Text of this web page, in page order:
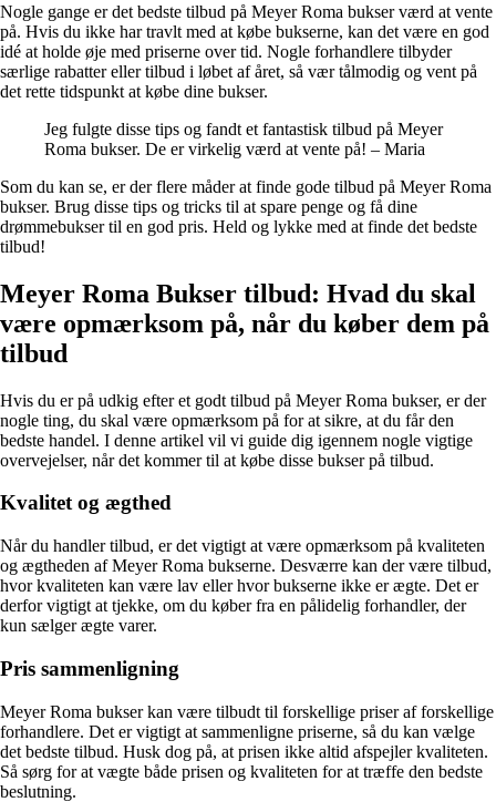
Nogle gange er det bedste tilbud på Meyer Roma bukser værd at vente
på. Hvis du ikke har travlt med at købe bukserne, kan det være en god
idé at holde øje med priserne over tid. Nogle forhandlere tilbyder
særlige rabatter eller tilbud i løbet af året, så vær tålmodig og vent på
det rette tidspunkt at købe dine bukser.
Jeg fulgte disse tips og fandt et fantastisk tilbud på Meyer
Roma bukser. De er virkelig værd at vente på! – Maria
Som du kan se, er der flere måder at finde gode tilbud på Meyer Roma
bukser. Brug disse tips og tricks til at spare penge og få dine
drømmebukser til en god pris. Held og lykke med at finde det bedste
tilbud!
Meyer Roma Bukser tilbud: Hvad du skal
være opmærksom på, når du køber dem på
tilbud
Hvis du er på udkig efter et godt tilbud på Meyer Roma bukser, er der
nogle ting, du skal være opmærksom på for at sikre, at du får den
bedste handel. I denne artikel vil vi guide dig igennem nogle vigtige
overvejelser, når det kommer til at købe disse bukser på tilbud.
Kvalitet og ægthed
Når du handler tilbud, er det vigtigt at være opmærksom på kvaliteten
og ægtheden af Meyer Roma bukserne. Desværre kan der være tilbud,
hvor kvaliteten kan være lav eller hvor bukserne ikke er ægte. Det er
derfor vigtigt at tjekke, om du køber fra en pålidelig forhandler, der
kun sælger ægte varer.
Pris sammenligning
Meyer Roma bukser kan være tilbudt til forskellige priser af forskellige
forhandlere. Det er vigtigt at sammenligne priserne, så du kan vælge
det bedste tilbud. Husk dog på, at prisen ikke altid afspejler kvaliteten.
Så sørg for at vægte både prisen og kvaliteten for at træffe den bedste
beslutning.